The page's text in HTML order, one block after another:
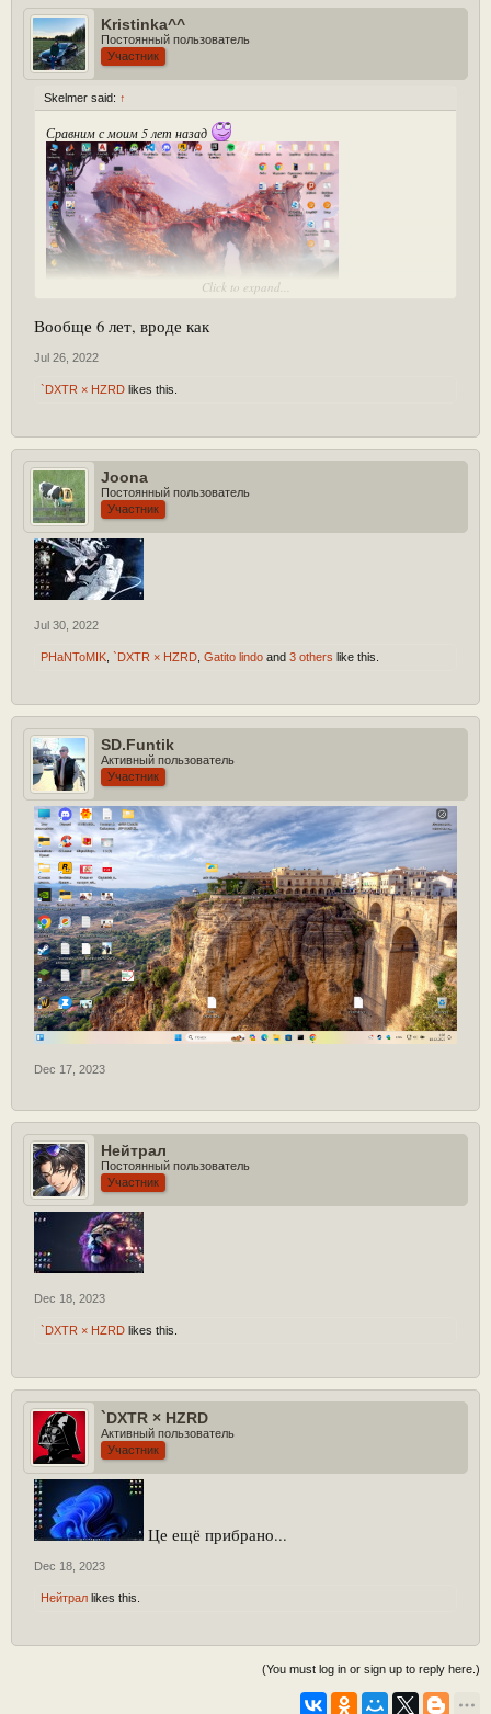
Kristinka^^
Постоянный пользователь
Участник
Skelmer said: ↑
Сравним с моим 5 лет назад
Click to expand...
Вообще 6 лет, вроде как
Jul 26, 2022
`DXTR × HZRD likes this.
Joona
Постоянный пользователь
Участник
Jul 30, 2022
PHaNToMIK `DXTR × HZRD Gatito lindo and 3 others like this.
SD.Funtik
Активный пользователь
Участник
Dec 17, 2023
Нейтрал
Постоянный пользователь
Участник
Dec 18, 2023
`DXTR × HZRD likes this.
`DXTR × HZRD
Активный пользователь
Участник
Це ещё прибрано...
Dec 18, 2023
Нейтрал likes this.
(You must log in or sign up to reply here.)